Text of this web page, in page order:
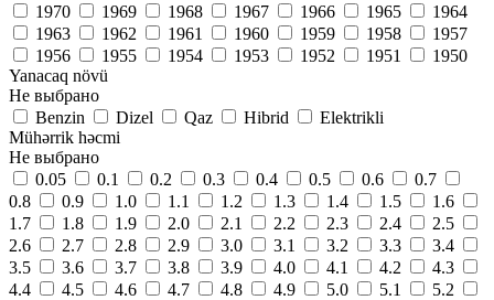
1970
1969 1968 1967 1966 1965
1964
1963
1962 1961 1960 1959 1958
1957
1956
1955 1954 1953 1952 1951
1950
Yanacaq növü
Не выбрано
Benzin
Dizel Qaz Hibrid
Elektrikli
Mühərrik həcmi
Не выбрано
0.05
0.1 0.2 0.3 0.4 0.5 0.6
0.7
0.8
0.9 1.0 1.1 1.2 1.3 1.4 1.5
1.6
1.7
1.8 1.9 2.0 2.1 2.2 2.3 2.4
2.5
2.6
2.7 2.8 2.9 3.0 3.1 3.2 3.3
3.4
3.5
3.6 3.7 3.8 3.9 4.0 4.1 4.2
4.3
4.4
4.5 4.6 4.7 4.8 4.9 5.0 5.1
5.2